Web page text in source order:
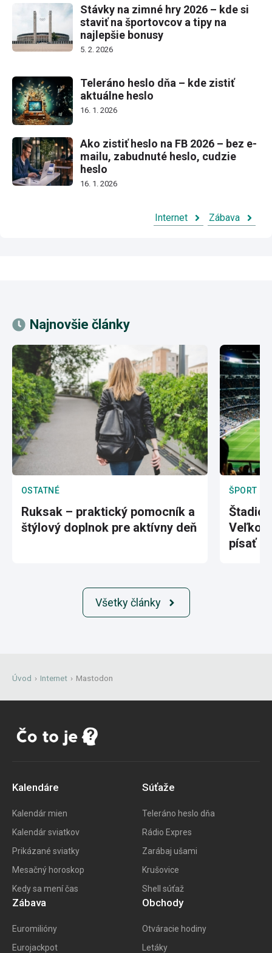
Stávky na zimné hry 2026 – kde si
staviť na športovcov a tipy na
najlepšie bonusy
5. 2. 2026
Teleráno heslo dňa – kde zistiť
aktuálne heslo
16. 1. 2026
Ako zistiť heslo na FB 2026 – bez e-
mailu, zabudnuté heslo, cudzie
heslo
16. 1. 2026
Internet Zábava
Najnovšie články
OSTATNÉ
Ruksak – praktický pomocník a
štýlový doplnok pre aktívny deň
ŠPORT
písať
Všetky články
Úvod › Internet › Mastodon
Kalendáre
Kalendár mien
Kalendár sviatkov
Prikázané sviatky
Mesačný horoskop
Kedy sa mení čas
Súťaže
Teleráno heslo dňa
Rádio Expres
Zarábaj ušami
Krušovice
Shell súťaž
Zábava
Euromilióny
Eurojackpot
Obchody
Otváracie hodiny
Letáky